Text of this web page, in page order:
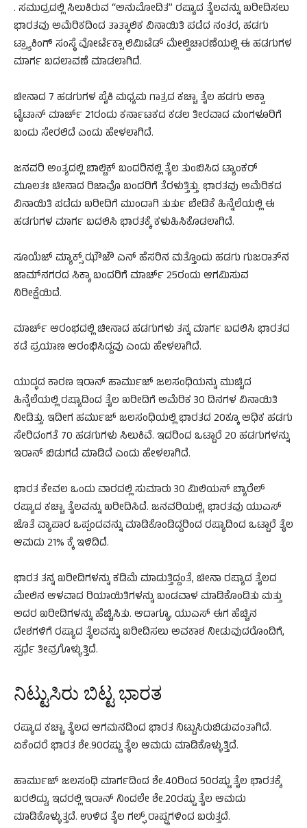
. ಸಮುದ್ರದಲ್ಲಿ ಸಿಲುಕಿರುವ “ಅನುಮೋದಿತ” ರಷ್ಯಾದ ತೈಲವನ್ನು ಖರೀದಿಸಲು
ಭಾರತವು ಅಮೆರಿಕದಿಂದ ತಾತ್ಕಾಲಿಕ ವಿನಾಯಿತಿ ಪಡೆದ ನಂತರ, ಹಡಗು
ಟ್ರ್ಯಾಕಿಂಗ್ ಸಂಸ್ಥೆ ವೋರ್ಟೆಕ್ಸಾ ಲಿಮಿಟೆಡ್ ಮೇಲ್ವಿಚಾರಣೆಯಲ್ಲಿ ಈ ಹಡಗುಗಳ
ಮಾರ್ಗ ಬದಲಾವಣೆ ಮಾಡಲಾಗಿದೆ.
ಚೀನಾದ 7 ಹಡಗುಗಳ ಪೈಕಿ ಮಧ್ಯಮ ಗಾತ್ರದ ಕಚ್ಚಾ ತೈಲ ಹಡಗು ಅಕ್ವಾ
ಟೈಟಾನ್ ಮಾರ್ಚ್ 21ರಂದು ಕರ್ನಾಟಕದ ಕಡಲ ತೀರವಾದ ಮಂಗಳೂರಿಗೆ
ಬಂದು ಸೇರಲಿದೆ ಎಂದು ಹೇಳಲಾಗಿದೆ.
ಜನವರಿ ಅಂತ್ಯದಲ್ಲಿ ಬಾಲ್ಟಿಕ್ ಬಂದರಿನಲ್ಲಿ ತೈಲ ತುಂಬಿಸಿದ ಟ್ಯಾಂಕರ್
ಮೂಲತಃ ಚೀನಾದ ರಿಜಾವೊ ಬಂದರಿಗೆ ತೆರಳುತ್ತಿತ್ತು. ಭಾರತವು ಅಮೆರಿಕದ
ವಿನಾಯಿತಿ ಪಡೆದು ಖರೀದಿಗೆ ಮುಂದಾಗಿ ತುರ್ತು ಬೇಡಿಕೆ ಹಿನ್ನೆಲೆಯಲ್ಲಿ ಈ
ಹಡಗುಗಳ ಮಾರ್ಗ ಬದಲಿಸಿ ಭಾರತಕ್ಕೆ ಕಳುಹಿಸಿಕೊಡಲಾಗಿದೆ.
ಸೂಯೆಜ್‌ ಮ್ಯಾಕ್ಸ್ ಝೌಜೌ ಎನ್ ಹೆಸರಿನ ಮತ್ತೊಂದು ಹಡಗು ಗುಜರಾತ್‌ನ
ಜಾಮ್‌ನಗರದ ಸಿಕ್ಕಾ ಬಂದರಿಗೆ ಮಾರ್ಚ್ 25ರಂದು ಆಗಮಿಸುವ
ನಿರೀಕ್ಷೆಯಿದೆ.
ಮಾರ್ಚ್ ಆರಂಭದಲ್ಲಿ ಚೀನಾದ ಹಡಗುಗಳು ತನ್ನ ಮಾರ್ಗ ಬದಲಿಸಿ ಭಾರತದ
ಕಡೆ ಪ್ರಯಾಣ ಆರಂಭಿಸಿದ್ದವು ಎಂದು ಹೇಳಲಾಗಿದೆ.
ಯುದ್ಧದ ಕಾರಣ ಇರಾನ್ ಹಾರ್ಮುಜ್ ಜಲಸಂಧಿಯನ್ನು ಮುಚ್ಚಿದ
ಹಿನ್ನೆಲೆಯಲ್ಲಿ ರಷ್ಯಾದಿಂದ ತೈಲ ಖರೀದಿಗೆ ಅಮೆರಿಕ 30 ದಿನಗಳ ವಿನಾಯಿತಿ
ನೀಡಿತ್ತು. ಇದೀಗ ಹರ್ಮುಜ್ ಜಲಸಂಧಿಯಲ್ಲಿ ಭಾರತದ 20ಕ್ಕೂ ಅಧಿಕ ಹಡಗು
ಸೇರಿದಂಗತೆ 70 ಹಡಗುಗಳು ಸಿಲುಕಿವೆ. ಇದರಿಂದ ಒಟ್ಟಾರೆ 20 ಹಡಗುಗಳನ್ನು
ಇರಾನ್ ಬಿಡುಗಡೆ ಮಾಡಿದೆ ಎಂದು ಹೇಳಲಾಗಿದೆ.
ಭಾರತ ಕೇವಲ ಒಂದು ವಾರದಲ್ಲಿ ಸುಮಾರು 30 ಮಿಲಿಯನ್ ಬ್ಯಾರೆಲ್
ರಷ್ಯಾದ ಕಚ್ಚಾ ತೈಲವನ್ನು ಖರೀದಿಸಿದೆ. ಜನವರಿಯಲ್ಲಿ, ಭಾರತವು ಯುಎಸ್
ಜೊತೆ ವ್ಯಾಪಾರ ಒಪ್ಪಂದವನ್ನು ಮಾಡಿಕೊಂಡಿದ್ದರಿಂದ ರಷ್ಯಾದಿಂದ ಒಟ್ಟಾರೆ ತೈಲ
ಆಮದು 21% ಕ್ಕೆ ಇಳಿದಿದೆ.
ಭಾರತ ತನ್ನ ಖರೀದಿಗಳನ್ನು ಕಡಿಮೆ ಮಾಡುತ್ತಿದ್ದಂತೆ, ಚೀನಾ ರಷ್ಯಾದ ತೈಲದ
ಮೇಲಿನ ಆಳವಾದ ರಿಯಾಯಿತಿಗಳನ್ನು ಬಂಡವಾಳ ಮಾಡಿಕೊಂಡಿತು ಮತ್ತು
ಅದರ ಖರೀದಿಗಳನ್ನು ಹೆಚ್ಚಿಸಿತು. ಆದಾಗ್ಯೂ, ಯುಎಸ್ ಈಗ ಹೆಚ್ಚಿನ
ದೇಶಗಳಿಗೆ ರಷ್ಯಾದ ತೈಲವನ್ನು ಖರೀದಿಸಲು ಅವಕಾಶ ನೀಡುವುದರೊಂದಿಗೆ,
ಸ್ಪರ್ಧೆ ತೀವ್ರಗೊಳ್ಳುತ್ತಿದೆ.
ನಿಟ್ಟುಸಿರು ಬಿಟ್ಟ ಭಾರತ
ರಷ್ಯಾದ ಕಚ್ಚಾ ತೈಲದ ಆಗಮನದಿಂದ ಭಾರತ ನಿಟ್ಟುಸಿರುಬಿಡುವಂತಾಗಿದೆ.
ಏಕೆಂದರೆ ಭಾರತ ಶೇ.90ರಷ್ಟು ತೈಲ ಆಮದು ಮಾಡಿಕೊಳ್ಳುತ್ತಿದೆ.
ಹಾರ್ಮುಜ್ ಜಲಸಂಧಿ ಮಾರ್ಗದಿಂದ ಶೇ.40ರಿಂದ 50ರಷ್ಟು ತೈಲ ಭಾರತಕ್ಕೆ
ಬರಲಿದ್ದು, ಇದರಲ್ಲಿ ಇರಾನ್ ನಿಂದಲೇ ಶೇ.20ರಷ್ಟು ತೈಲ ಆಮದು
ಮಾಡಿಕೊಳ್ಳುತ್ತದೆ. ಉಳಿದ ತೈಲ ಗಲ್ಫ್ ರಾಷ್ಟ್ರಗಳಿಂದ ಬರುತ್ತದೆ.